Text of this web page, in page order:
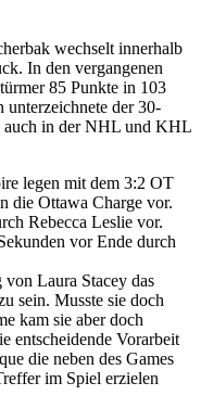
wechselt innerhalb
In den vergangenen
85 Punkte in 103
der 30-
auch in der NHL und KHL
legen mit dem 3:2 OT
die Ottawa Charge vor.
Rebecca Leslie vor.
vor Ende durch
Laura Stacey das
sein. Musste sie doch
kam sie aber doch
entscheidende Vorarbeit
die neben des Games
im Spiel erzielen